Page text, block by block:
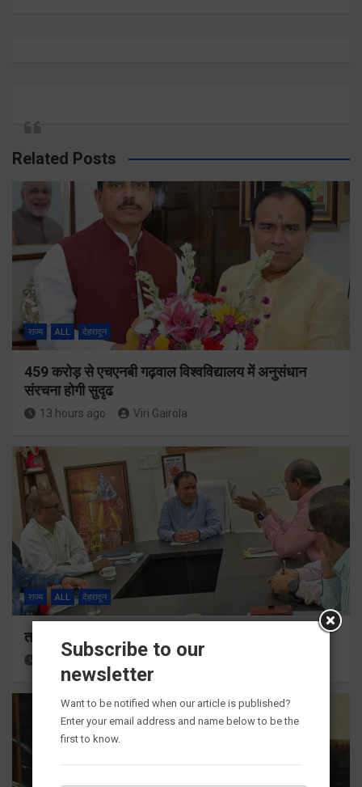
Related Posts
राज्य ALL देहरादून
459 करोड़ से एचएनबी गढ़वाल विश्वविद्यालय में अनुसंधान
संरचना होगी सुदृढ
13 hours ago Viri Gairola
राज्य ALL देहरादून
तकनीकी शिक्षा विभाग प्रदेशभर में आयोजित करेगा रोजगार मेले
13 hours ago Viri Gairola
Subscribe to our
newsletter
Want to be notified when our article is published?
Enter your email address and name below to be the
first to know.